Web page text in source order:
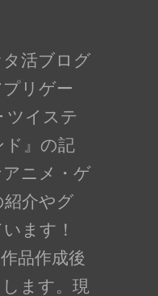
活ブログ
リゲー
ツイステ
ド』の記
ニメ・ゲ
介やグ
ます！
品作成後
ます。現